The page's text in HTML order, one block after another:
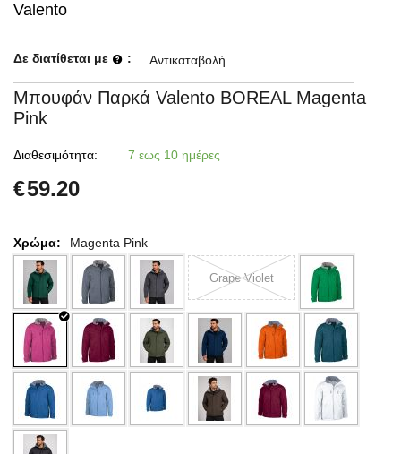
Valento
Δε διατίθεται με : Αντικαταβολή
Μπουφάν Παρκά Valento BOREAL Magenta
Pink
Διαθεσιμότητα: 7 εως 10 ημέρες
€59.20
Χρώμα: Magenta Pink
Grape Violet